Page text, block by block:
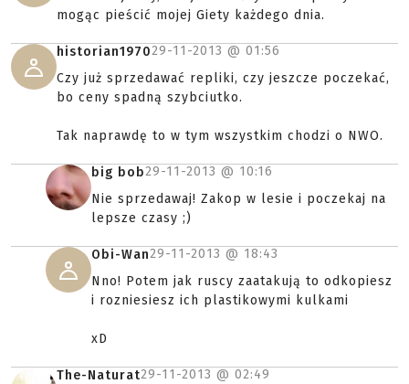
mogąc pieścić mojej Giety każdego dnia.
historian197029-11-2013 @ 01:56
Czy już sprzedawać repliki, czy jeszcze poczekać,
bo ceny spadną szybciutko.
Tak naprawdę to w tym wszystkim chodzi o NWO.
big bob29-11-2013 @ 10:16
Nie sprzedawaj! Zakop w lesie i poczekaj na
lepsze czasy ;)
Obi-Wan29-11-2013 @ 18:43
Nno! Potem jak ruscy zaatakują to odkopiesz
i rozniesiesz ich plastikowymi kulkami
xD
The-Naturat29-11-2013 @ 02:49